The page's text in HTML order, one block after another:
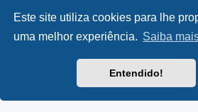
Este site utiliza cookies para lhe
uma melhor experiência. Saiba
Entendido!
phpBB
® Forum
Traduzido por:
phpBB